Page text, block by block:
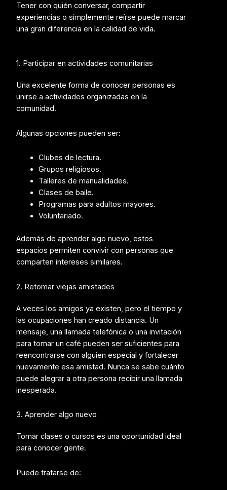
Tener con quién conversar, compartir
experiencias o simplemente reírse puede marcar
una gran diferencia en la calidad de vida.
1. Participar en actividades comunitarias
Una excelente forma de conocer personas es
unirse a actividades organizadas en la
comunidad.
Algunas opciones pueden ser:
Clubes de lectura.
Grupos religiosos.
Talleres de manualidades.
Clases de baile.
Programas para adultos mayores.
Voluntariado.
Además de aprender algo nuevo, estos
espacios permiten convivir con personas que
comparten intereses similares.
2. Retomar viejas amistades
A veces los amigos ya existen, pero el tiempo y
las ocupaciones han creado distancia. Un
mensaje, una llamada telefónica o una invitación
para tomar un café pueden ser suficientes para
reencontrarse con alguien especial y fortalecer
nuevamente esa amistad. Nunca se sabe cuánto
puede alegrar a otra persona recibir una llamada
inesperada.
3. Aprender algo nuevo
Tomar clases o cursos es una oportunidad ideal
para conocer gente.
Puede tratarse de: